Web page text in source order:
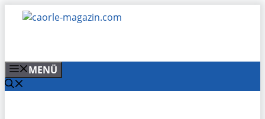
Zum
Inhalt
MENÜ